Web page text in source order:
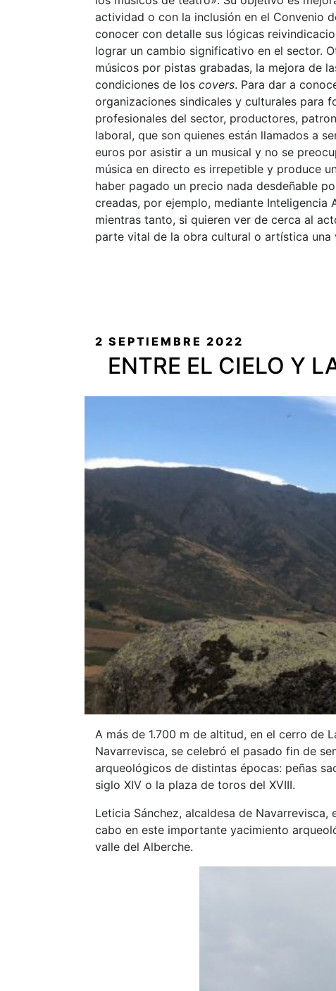
actividad o con la inclusión en el Convenio
conocer con detalle sus lógicas
lograr un cambio significativo en el sector.
músicos por pistas grabadas, la mejora de
condiciones de los covers. Para dar a
organizaciones sindicales y culturales para
profesionales del sector, productores,
laboral, que son quienes están llamados a
euros por asistir a un musical y no se
música en directo es irrepetible y produce
haber pagado un precio nada desdeñable
creadas, por ejemplo, mediante
mientras tanto, si quieren ver de cerca al
parte vital de la obra cultural o artística
PUBLICADO
EL
2 SEPTIEMBRE 2022
ENTRE EL CIELO Y
A más de 1.700 m de altitud, en el cerro de
Navarrevisca, se celebró el pasado fin de
arqueológicos de distintas épocas: peñas
siglo XIV o la plaza de toros del XVIII.
Leticia Sánchez, alcaldesa de
cabo en este importante yacimiento
valle del Alberche.